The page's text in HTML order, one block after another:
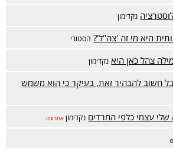
נקדימון
היא מי זה 'צה"ל'? הסטורי
צהל כאן היא נקדימון
חשוב להבהיר זאת, בעיקר כי הוא משמש
שלי עצמי כלפי החרדים נקדימון אחרונה